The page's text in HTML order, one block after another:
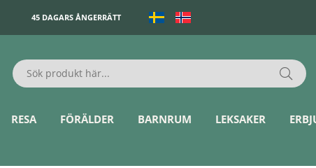
45 DAGARS ÅNGERRÄTT
RESA FÖRÄLDER BARNRUM LEKSAKER